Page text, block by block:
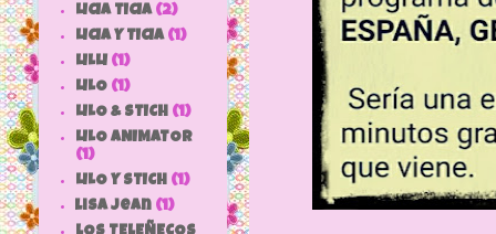
LICIA TICIA (2)
LICIA Y TICIA (1)
LILLI (1)
LILO (1)
LILO & STICH (1)
LILO ANIMATOR
(1)
LILO Y STICH (1)
lisa jean (1)